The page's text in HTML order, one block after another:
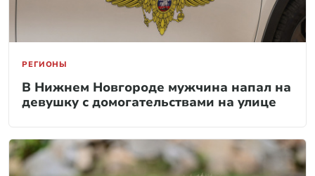
РЕГИОНЫ
В Нижнем Новгороде мужчина напал на
девушку с домогательствами на улице